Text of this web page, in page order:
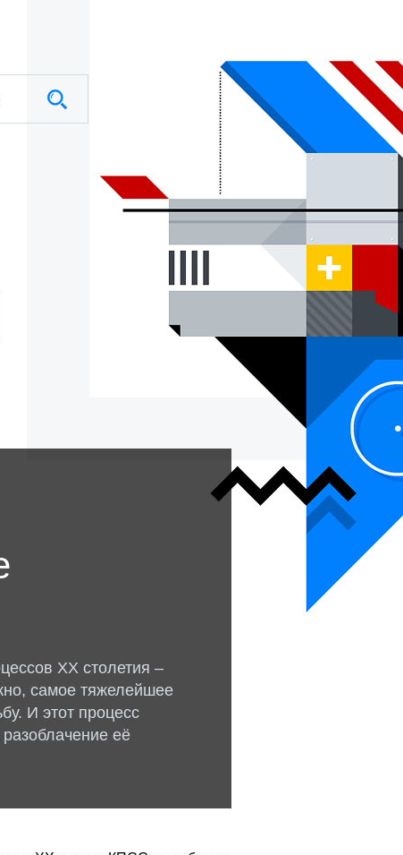
ХХ столетия –
самое тяжелейшее
И этот процесс
её